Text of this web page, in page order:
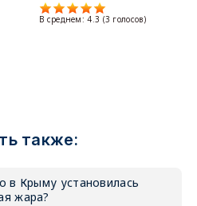
В среднем:4.3 (3 голосов)
также:
в Крыму установилась
жара?